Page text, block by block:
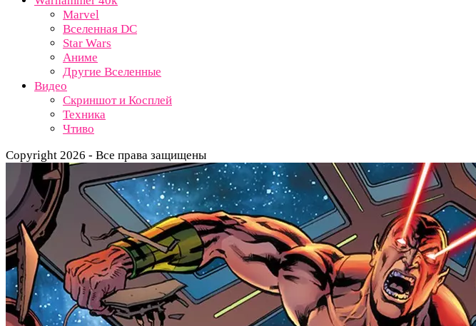
Marvel
Вселенная DC
Star Wars
Аниме
Другие Вселенные
Видео
Скриншот и Косплей
Техника
Чтиво
Copyright 2026 - Все права защищены